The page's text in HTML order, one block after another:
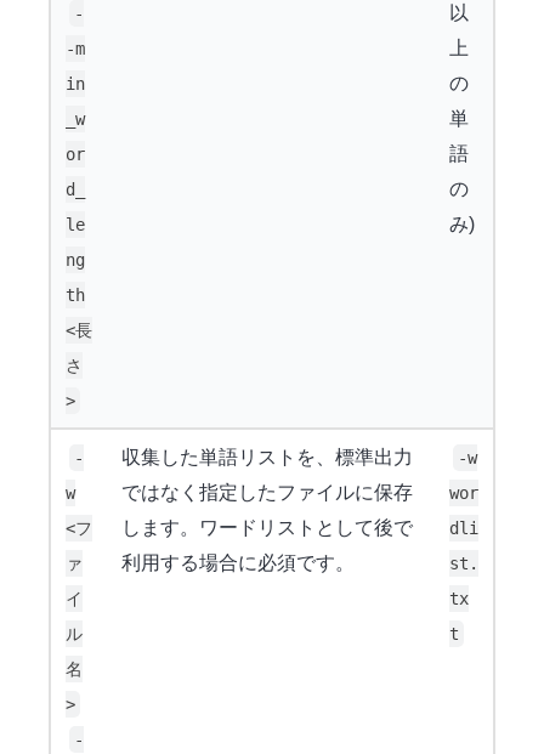
-
-m
in
_w
or
d_
le
ng
th
<長
さ
>
以
上
の
単
語
の
み)
-
w
<フ
ァ
イ
ル
名
>
-
収集した単語リストを、標準出力
ではなく指定したファイルに保存
します。ワードリストとして後で
利用する場合に必須です。
-w
wor
dli
st.
tx
t